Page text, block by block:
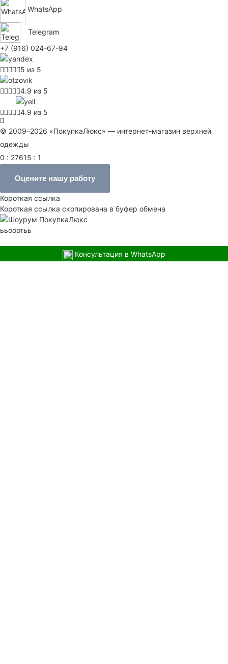
WhatsApp
Telegram
+7 (916) 024-67-94
5 из 5
4.9 из 5
4.9 из 5
© 2009–2026 «ПокупкаЛюкс» — интернет-магазин верхней
одежды
0 : 27615 : 1
Оцените нашу работу
Короткая ссылка
Короткая ссылка скопирована в буфер обмена
ььооотьь
Консультация в WhatsApp